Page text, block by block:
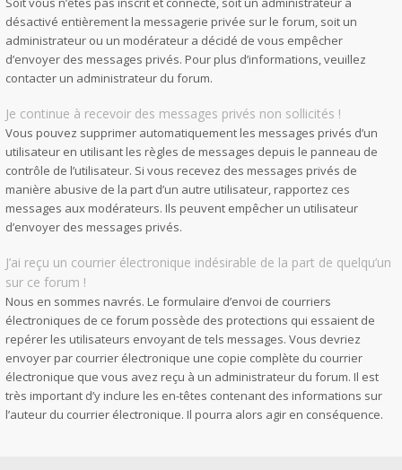
désactivé entièrement la messagerie privée sur le forum, soit un
administrateur ou un modérateur a décidé de vous empêcher
d’envoyer des messages privés. Pour plus d’informations, veuillez
contacter un administrateur du forum.
Je continue à recevoir des messages privés non sollicités !
Vous pouvez supprimer automatiquement les messages privés d’un
utilisateur en utilisant les règles de messages depuis le panneau de
contrôle de l’utilisateur. Si vous recevez des messages privés de
manière abusive de la part d’un autre utilisateur, rapportez ces
messages aux modérateurs. Ils peuvent empêcher un utilisateur
d’envoyer des messages privés.
J’ai reçu un courrier électronique indésirable de la part de quelqu’un
sur ce forum !
Nous en sommes navrés. Le formulaire d’envoi de courriers
électroniques de ce forum possède des protections qui essaient de
repérer les utilisateurs envoyant de tels messages. Vous devriez
envoyer par courrier électronique une copie complète du courrier
électronique que vous avez reçu à un administrateur du forum. Il est
très important d’y inclure les en-têtes contenant des informations sur
l’auteur du courrier électronique. Il pourra alors agir en conséquence.